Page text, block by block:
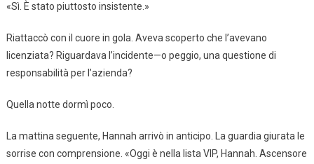
«Sì. È stato piuttosto insistente.»
Riattaccò con il cuore in gola. Aveva scoperto che l’avevano
licenziata? Riguardava l’incidente—o peggio, una questione di
responsabilità per l’azienda?
Quella notte dormì poco.
La mattina seguente, Hannah arrivò in anticipo. La guardia giurata le
sorrise con comprensione. «Oggi è nella lista VIP, Hannah. Ascensore